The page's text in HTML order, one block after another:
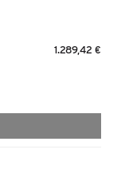
1.289,42 €